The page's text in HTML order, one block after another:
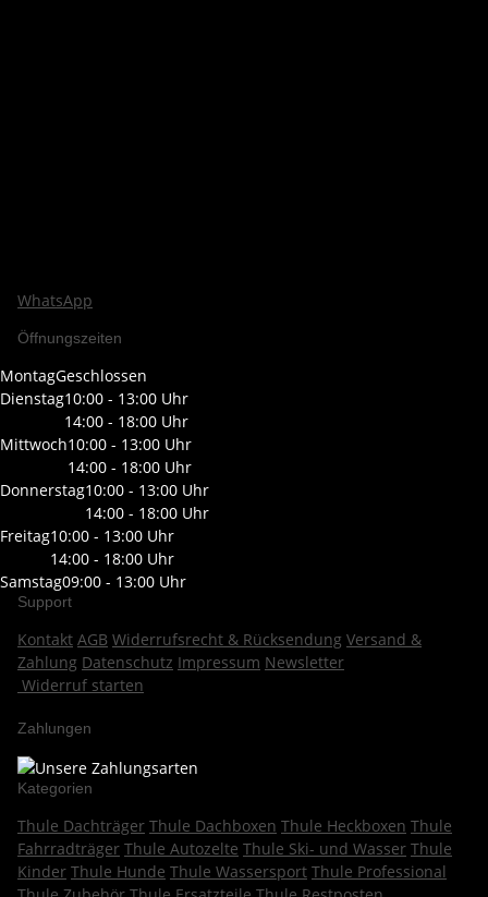
WhatsApp
Öffnungszeiten
MontagGeschlossen
Dienstag10:00 - 13:00 Uhr
14:00 - 18:00 Uhr
Mittwoch10:00 - 13:00 Uhr
14:00 - 18:00 Uhr
Donnerstag10:00 - 13:00 Uhr
14:00 - 18:00 Uhr
Freitag10:00 - 13:00 Uhr
14:00 - 18:00 Uhr
Samstag09:00 - 13:00 Uhr
Support
Kontakt AGB Widerrufsrecht & Rücksendung Versand &
Zahlung Datenschutz Impressum Newsletter
Widerruf starten
Zahlungen
Kategorien
Thule Dachträger Thule Dachboxen Thule Heckboxen Thule
Fahrradträger Thule Autozelte Thule Ski- und Wasser Thule
Kinder Thule Hunde Thule Wassersport Thule Professional